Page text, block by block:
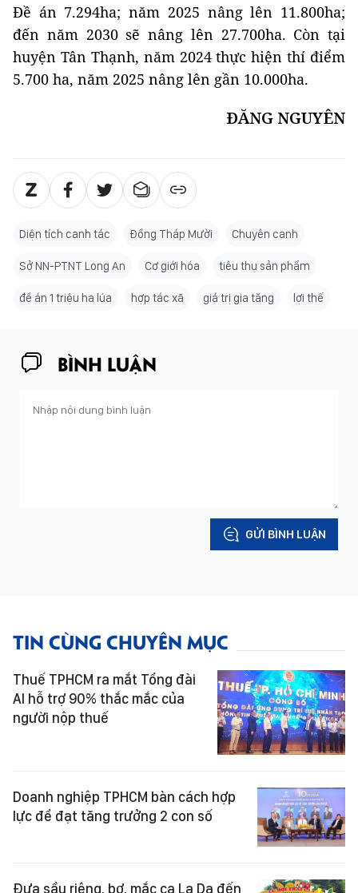
Đề án 7.294ha; năm 2025 nâng lên 11.800ha;
đến năm 2030 sẽ nâng lên 27.700ha. Còn tại
huyện Tân Thạnh, năm 2024 thực hiện thí điểm
5.700 ha, năm 2025 nâng lên gần 10.000ha.
ĐĂNG NGUYÊN
Diện tích canh tác Đồng Tháp Mười Chuyên canh
Sở NN-PTNT Long An Cơ giới hóa tiêu thụ sản phẩm
đề án 1 triệu ha lúa hợp tác xã giá trị gia tăng lợi thế
BÌNH LUẬN
GỬI BÌNH LUẬN
TIN CÙNG CHUYÊN MỤC
Thuế TPHCM ra mắt Tổng đài
AI hỗ trợ 90% thắc mắc của
người nộp thuế
Doanh nghiệp TPHCM bàn cách hợp
lực để đạt tăng trưởng 2 con số
Đưa sầu riêng, bơ, mắc ca La Dạ đến